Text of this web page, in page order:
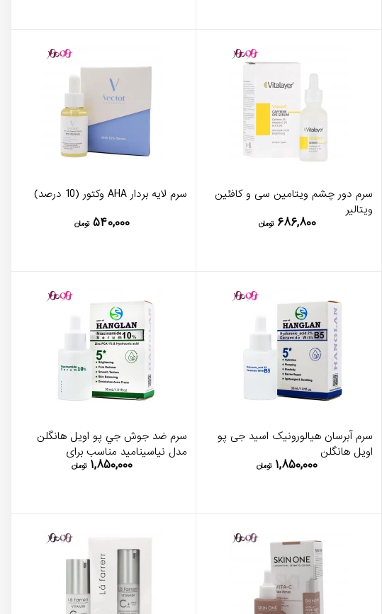
سرم دور چشم ویتامین سی و کافئین
ویتالیر
۶۸۶,۸۰۰ تومان
سرم لایه بردار AHA وکتور (10 درصد)
۵۴۰,۰۰۰ تومان
سرم آبرسان هیالورونیک اسید جی پو
اویل هانگلن
۱,۸۵۰,۰۰۰ تومان
سرم ضد جوش جي پو اويل هانگلن
مدل نیاسینامید مناسب برای
پوست‌های حساس و جوش‌دار
۱,۸۵۰,۰۰۰ تومان